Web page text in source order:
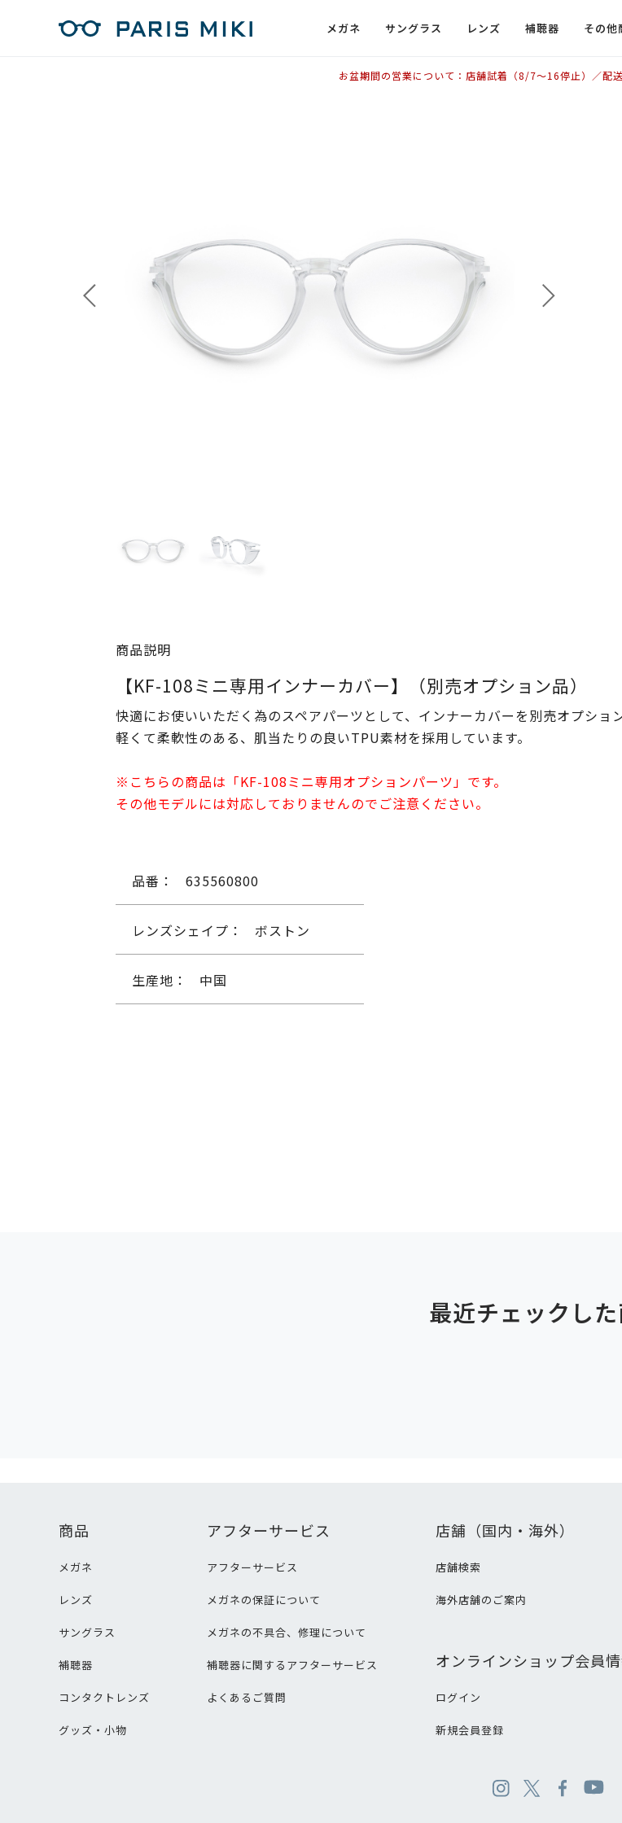
メガネ サングラス レンズ 補聴器 その他
お盆期間の営業について：店舗試着（8/7〜16停止）／配
商品説明
【KF-108ミニ専用インナーカバー】（別売オプション品）
快適にお使いいただく為のスペアパーツとして、インナーカバーを別売オプショ
軽くて柔軟性のある、肌当たりの良いTPU素材を採用しています。
※こちらの商品は「KF-108ミニ専用オプションパーツ」です。
その他モデルには対応しておりませんのでご注意ください。
品番： 635560800
レンズシェイプ： ボストン
生産地： 中国
最近チェックし
商品
メガネ
レンズ
サングラス
補聴器
コンタクトレンズ
グッズ・小物
アフターサービス
アフターサービス
メガネの保証について
メガネの不具合、修理について
補聴器に関するアフターサービス
よくあるご質問
店舗（国内・海外）
店舗検索
海外店舗のご案内
オンラインショップ会員
ログイン
新規会員登録